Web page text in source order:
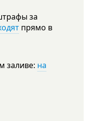
за
прямо в
заливе: на